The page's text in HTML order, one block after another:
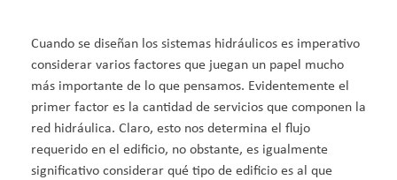
Cuando se diseñan los sistemas hidráulicos es imperativo
considerar varios factores que juegan un papel mucho
más importante de lo que pensamos. Evidentemente el
primer factor es la cantidad de servicios que componen la
red hidráulica. Claro, esto nos determina el flujo
requerido en el edificio, no obstante, es igualmente
significativo considerar qué tipo de edificio es al que